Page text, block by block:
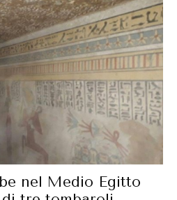
nel Medio Egitto